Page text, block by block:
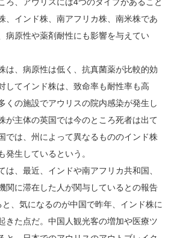
、インド株、南アフリカ株、南米株であ
病原性や薬剤耐性にも影響を与えてい
は、病原性は低く、抗真菌薬が比較的効
してインド株は、致命率も耐性率も高
くの施設でアウリスの院内感染が発生し
が主体の英国では今のところ死者は出て
では、州によって異なるもののインド株
発生しているという。
は、最近、インドや南アフリカ共和国、
関に滞在した人が関与しているとの報告
、気になるのが中国で昨年、インド株に
きた点だ。中国人観光客の増加や医療ツ